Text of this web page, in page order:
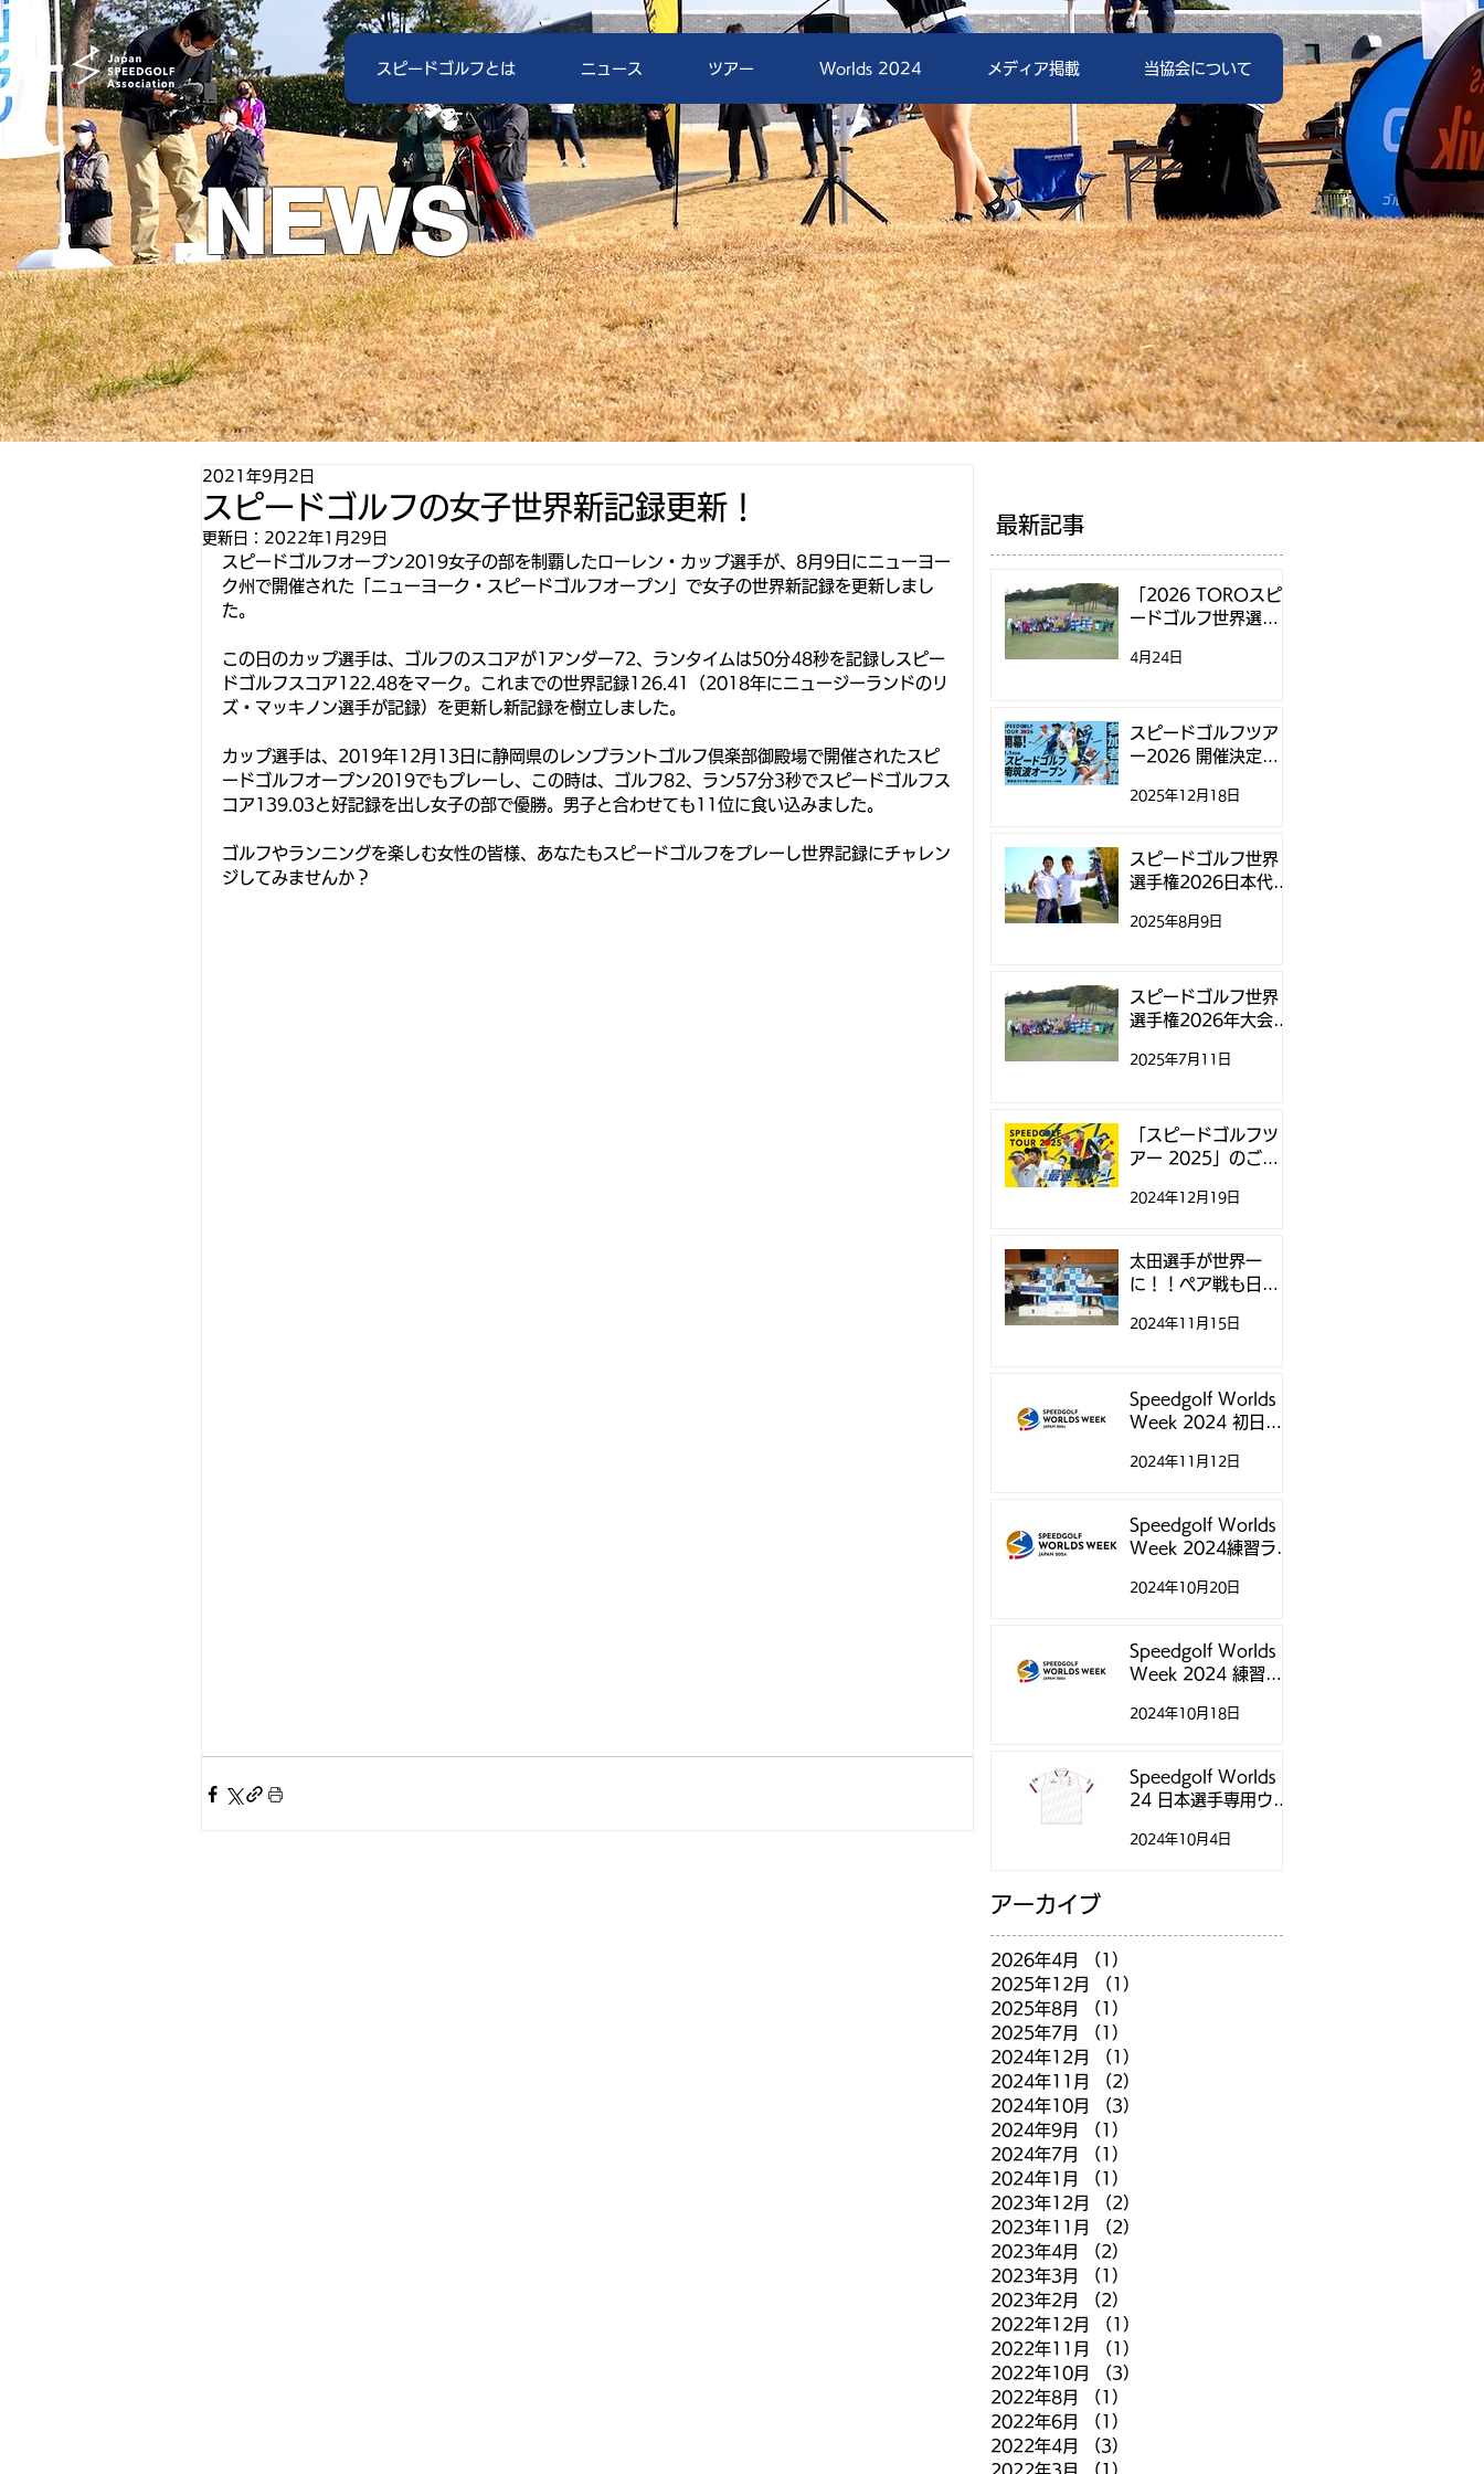
スピードゴルフとは ニュース ツアー Worlds 2024 メディア掲載 当協会について
NEWS
スピードゴルフの女子世界新記録更新！
2021年9月2日
更新日： 2022年1月29日
スピードゴルフオープン2019女子の部を制覇したローレン・カップ選手が、8月9日にニューヨー
ク州で開催された「ニューヨーク・スピードゴルフオープン」で女子の世界新記録を更新しまし
た。
この日のカップ選手は、ゴルフのスコアが1アンダー72、ランタイムは50分48秒を記録しスピー
ドゴルフスコア122.48をマーク。これまでの世界記録126.41（2018年にニュージーランドのリ
ズ・マッキノン選手が記録）を更新し新記録を樹立しました。
カップ選手は、2019年12月13日に静岡県のレンブラントゴルフ倶楽部御殿場で開催されたスピ
ードゴルフオープン2019でもプレーし、この時は、ゴルフ82、ラン57分3秒でスピードゴルフス
コア139.03と好記録を出し女子の部で優勝。男子と合わせても11位に食い込みました。
ゴルフやランニングを楽しむ女性の皆様、あなたもスピードゴルフをプレーし世界記録にチャレン
ジしてみませんか？
最新記事
「2026 TOROスピ
ードゴルフ世界選手
法決定のお知らせ
4月24日
スピードゴルフツア
ー2026 開催決定！
フ南筑波オープン」
らせ
2025年12月18日
スピードゴルフ世界
選手権2026日本代表
せ
2025年8月9日
スピードゴルフ世界
選手権2026年大会、
ンドで開催
2025年7月11日
「スピードゴルフツ
アー 2025」のご案
2024年12月19日
太田選手が世界一
に！！ペア戦も日本
ピードゴルフ世界選
2024年11月15日
Speedgolf Worlds
Week 2024 初日テ
2024年11月12日
Speedgolf Worlds
Week 2024練習ラウ
トのお知らせ
2024年10月20日
Speedgolf Worlds
Week 2024 練習ラ
2024年10月18日
Speedgolf Worlds
24 日本選手専用ウェ
2024年10月4日
アーカイブ
2026年4月 （1）
2025年12月
（1）
2025年8月
（1）
2025年7月
（1）
2024年12月
（1）
2024年11月
（2）
2024年10月
（3）
2024年9月
（1）
2024年7月
（1）
2024年1月
（1）
2023年12月
（2）
2023年11月
（2）
2023年4月
（2）
2023年3月
（1）
2023年2月
（2）
2022年12月
（1）
2022年11月
（1）
2022年10月
（3）
2022年8月
（1）
2022年6月
（1）
2022年4月
（3）
2022年3月
（1）